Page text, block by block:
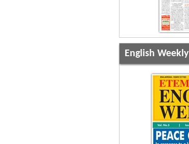
English Weekly